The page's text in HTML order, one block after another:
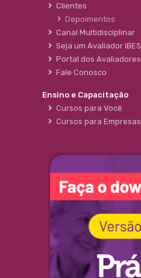
Clientes
Depoimentos
Canal Multidisciplinar
Seja um Avaliador IBES
Portal dos Avaliadores
Fale Conosco
Ensino e Capacitação
Cursos para Você
Cursos para Empresas